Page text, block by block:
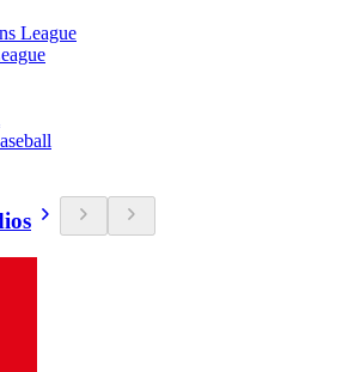
League